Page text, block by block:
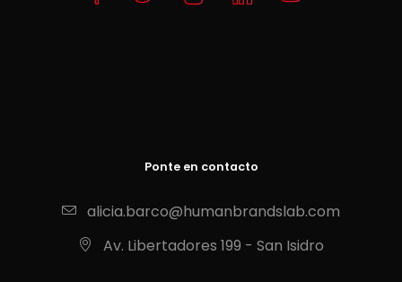
Ponte en contacto
alicia.barco@humanbrandslab.com
Av. Libertadores 199 - San Isidro